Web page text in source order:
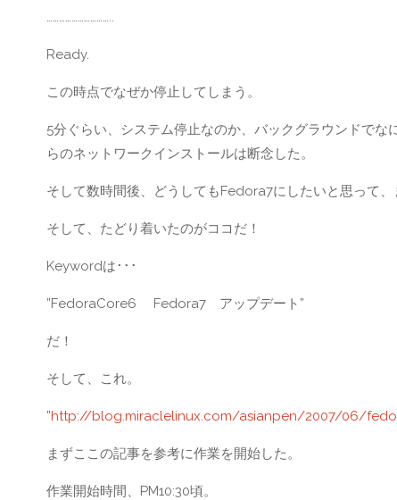
…………………………..
Ready.
この時点でなぜか停止してしまう。
5分ぐらい、システム停止なのか、バックグラウンドで
らのネットワークインストールは断念した。
そして数時間後、どうしてもFedora7にしたいと思って、
そして、たどり着いたのがココだ！
Keywordは･･･
”FedoraCore6 Fedora7 アップデート”
だ！
そして、これ。
”http://blog.miraclelinux.com/asianpen/2007/06/
まずここの記事を参考に作業を開始した。
作業開始時間、PM10:30頃。